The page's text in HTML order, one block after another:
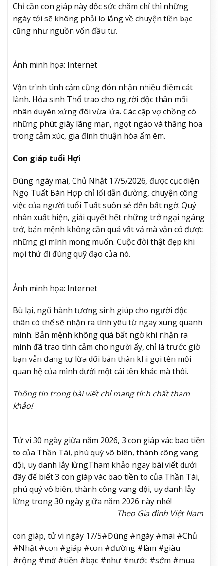
Chỉ cần con giáp này dốc sức chăm chỉ thì những
ngày tới sẽ không phải lo lắng về chuyện tiền bạc
cũng như nguồn vốn đầu tư.
Ảnh minh họa: Internet
Vận trình tình cảm cũng đón nhận nhiều điềm cát
lành. Hỏa sinh Thổ trao cho người độc thân mối
nhân duyên xứng đôi vừa lứa. Các cặp vợ chồng có
những phút giây lãng mạn, ngọt ngào và thăng hoa
trong cảm xúc, gia đình thuận hòa ấm êm.
Con giáp tuổi Hợi
Đúng ngày mai, Chủ Nhật 17/5/2026, được cục diện
Ngọ Tuất Bán Hợp chỉ lối dẫn đường, chuyện công
việc của người tuổi Tuất suôn sẻ đến bất ngờ. Quý
nhân xuất hiện, giải quyết hết những trở ngại ngáng
trở, bản mệnh không cần quá vất vả mà vẫn có được
những gì mình mong muốn. Cuộc đời thật đẹp khi
mọi thứ đi đúng quỹ đạo của nó.
Ảnh minh họa: Internet
Bù lại, ngũ hành tương sinh giúp cho người độc
thân có thể sẽ nhận ra tình yêu từ ngay xung quanh
mình. Bản mệnh không quá bất ngờ khi nhận ra
mình đã trao tình cảm cho người ấy, chỉ là trước giờ
bạn vẫn đang tự lừa dối bản thân khi gọi tên mối
quan hệ của mình dưới một cái tên khác mà thôi.
Thông tin trong bài viết chỉ mang tính chất tham
khảo!
Tử vi 30 ngày giữa năm 2026, 3 con giáp vác bao tiền
to của Thần Tài, phú quý vô biên, thành công vang
dội, uy danh lẫy lừngTham khảo ngay bài viết dưới
đây để biết 3 con giáp vác bao tiền to của Thần Tài,
phú quý vô biên, thành công vang dội, uy danh lẫy
lừng trong 30 ngày giữa năm 2026 này nhé!
Theo Gia đình Việt Nam
con giáp, tử vi ngày 17/5#Đúng #ngày #mai #Chủ
#Nhật #con #giáp #con #đường #làm #giàu
#rộng #mở #tiền #bạc #như #nước #sớm #mua